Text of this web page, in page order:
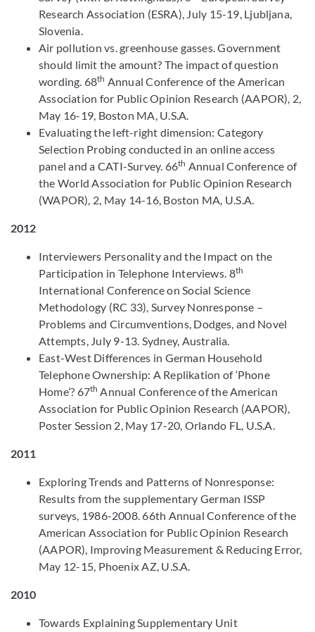
Research Association (ESRA), July 15-19, Ljubljana,
Slovenia.
Air pollution vs. greenhouse gasses. Government
should limit the amount? The impact of question
wording. 68th Annual Conference of the American
Association for Public Opinion Research (AAPOR), 2,
May 16-19, Boston MA, U.S.A.
Evaluating the left-right dimension: Category
Selection Probing conducted in an online access
panel and a CATI-Survey. 66th Annual Conference of
the World Association for Public Opinion Research
(WAPOR), 2, May 14-16, Boston MA, U.S.A.
2012
Interviewers Personality and the Impact on the
Participation in Telephone Interviews. 8th
International Conference on Social Science
Methodology (RC 33), Survey Nonresponse –
Problems and Circumventions, Dodges, and Novel
Attempts, July 9-13. Sydney, Australia.
East-West Differences in German Household
Telephone Ownership: A Replikation of ‘Phone
Home’? 67th Annual Conference of the American
Association for Public Opinion Research (AAPOR),
Poster Session 2, May 17-20, Orlando FL, U.S.A.
2011
Exploring Trends and Patterns of Nonresponse:
Results from the supplementary German ISSP
surveys, 1986-2008. 66th Annual Conference of the
American Association for Public Opinion Research
(AAPOR), Improving Measurement & Reducing Error,
May 12-15, Phoenix AZ, U.S.A.
2010
Towards Explaining Supplementary Unit